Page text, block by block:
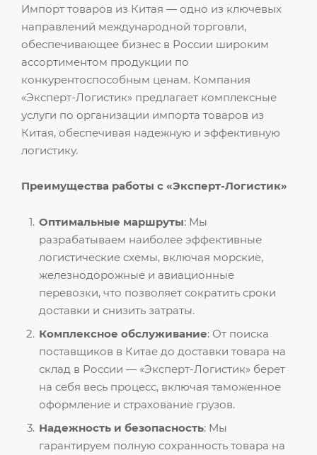
Импорт товаров из Китая — одно из ключевых
направлений международной торговли,
обеспечивающее бизнес в России широким
ассортиментом продукции по
конкурентоспособным ценам. Компания
«Эксперт-Логистик» предлагает комплексные
услуги по организации импорта товаров из
Китая, обеспечивая надежную и эффективную
логистику.
Преимущества работы с «Эксперт-Логистик»
Оптимальные маршруты: Мы
разрабатываем наиболее эффективные
логистические схемы, включая морские,
железнодорожные и авиационные
перевозки, что позволяет сократить сроки
доставки и снизить затраты.
Комплексное обслуживание: От поиска
поставщиков в Китае до доставки товара на
склад в России — «Эксперт-Логистик» берет
на себя весь процесс, включая таможенное
оформление и страхование грузов.
Надежность и безопасность: Мы
гарантируем полную сохранность товара на